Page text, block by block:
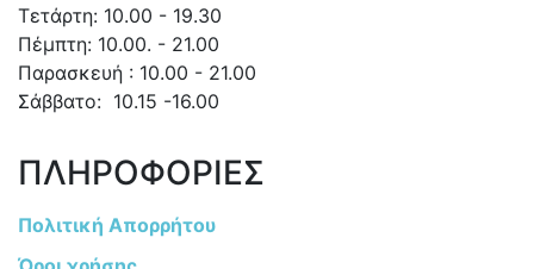
Τετάρτη: 10.00 - 19.30
Πέμπτη: 10.00. - 21.00
Παρασκευή : 10.00 - 21.00
Σάββατο: 10.15 -16.00
ΠΛΗΡΟΦΟΡΙΕΣ
Πολιτική Απορρήτου